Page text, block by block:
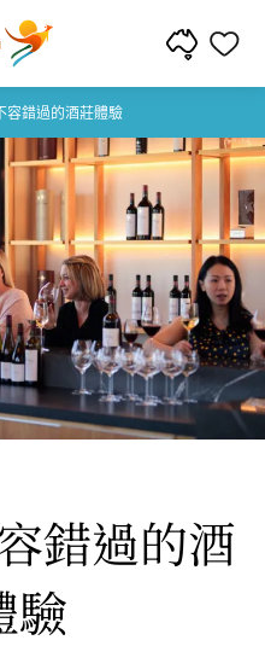
容錯過的酒莊體驗
錯過的酒
驗